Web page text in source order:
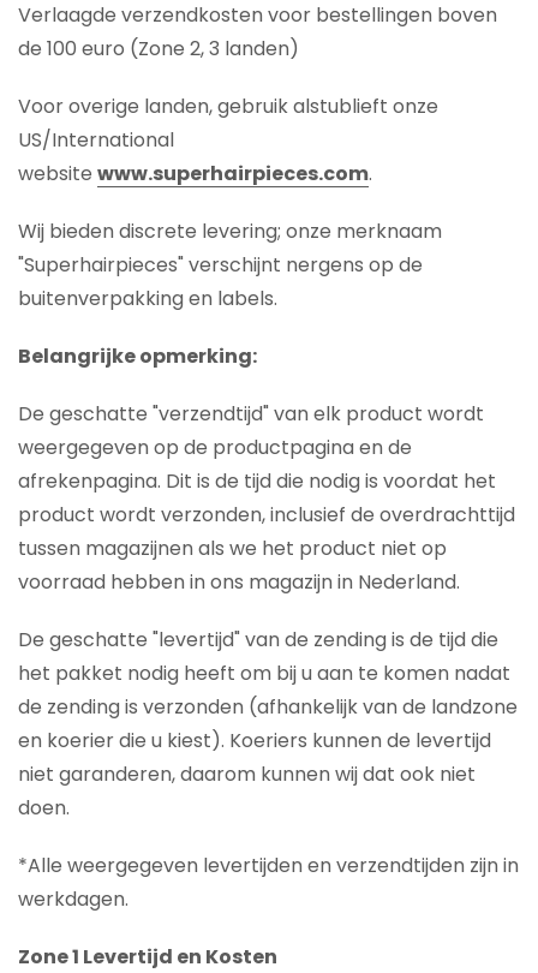
Verlaagde verzendkosten voor bestellingen boven
de 100 euro (Zone 2, 3 landen)
Voor overige landen, gebruik alstublieft onze
US/International
website www.superhairpieces.com.
Wij bieden discrete levering; onze merknaam
"Superhairpieces" verschijnt nergens op de
buitenverpakking en labels.
Belangrijke opmerking:
De geschatte "verzendtijd" van elk product wordt
weergegeven op de productpagina en de
afrekenpagina. Dit is de tijd die nodig is voordat het
product wordt verzonden, inclusief de overdrachttijd
tussen magazijnen als we het product niet op
voorraad hebben in ons magazijn in Nederland.
De geschatte "levertijd" van de zending is de tijd die
het pakket nodig heeft om bij u aan te komen nadat
de zending is verzonden (afhankelijk van de landzone
en koerier die u kiest). Koeriers kunnen de levertijd
niet garanderen, daarom kunnen wij dat ook niet
doen.
*Alle weergegeven levertijden en verzendtijden zijn in
werkdagen.
Zone 1 Levertijd en Kosten